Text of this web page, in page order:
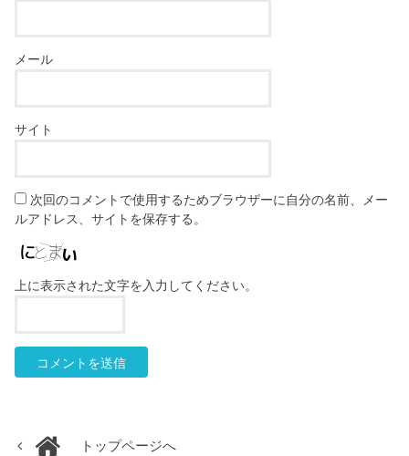
メール
サイト
次回のコメントで使用するためブラウザーに自分の名前、メー
ルアドレス、サイトを保存する。
上に表示された文字を入力してください。
トップページへ